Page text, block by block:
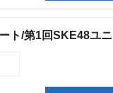
ト/第1回SKE48ユ